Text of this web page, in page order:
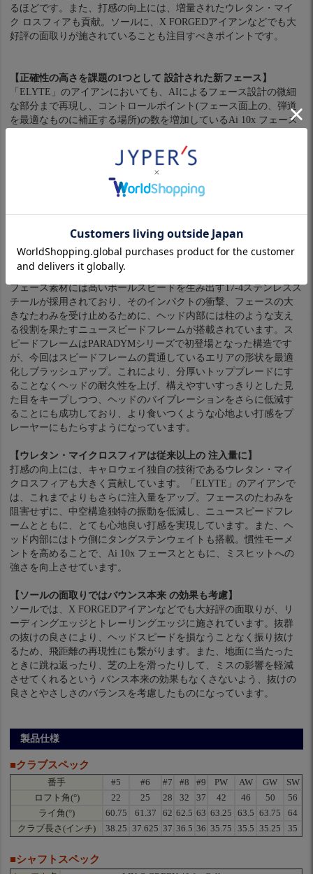
るほどです。また、打感の向上には、増量されたウレタン・マイ
ク ロスフィアも貢献。ソールに、X FORGEDアイアンなどでも大
好評の面取りが施されていることも注目すべきポイントです。
【正確性の高さを課題の1つとして 設計された新フェース】
「ELYTE」のアイアンにおいても、AIによるフェース設計の微細
な部分まで再現し、コントロールポイント(フェース面上の、弾道
を最適なものに補正する場所)の数を増加しているAi 10x フェース
用意された3つのモデルで分けられています。スタンダードな位置
づけの「ELYTEアイアン」は、ター ゲットとして、ヘッドスピー
ドが標準か、それ以上で、プロや上級者ほどではないものの、あ
る程度の範囲内に打点が集まるプレーヤーを想定しており、その
のものとなるよう設計。飛距離性能や寛容性はもちろんですが、
その上で、アイアンショットに求められる、より再現性があり、
正確性の高い弾道を目指したフェースということになります。
【打感の向上にも貢献している ニュースピードフレーム】
フェース素材には高いボールスピードを生み出す17-4ステンレスス
チールが採用されており、そのインパクトの衝撃、フェースの大
きなたわみを受け止めるために、ヘッド内部には柱のような支え
る役割を果たすニュースピードフレームが搭載されています。ス
ピードフレームはPARADYMシリーズで初登場となった構造です
が、今回はスピードフレームの貫通しているエリアの形状を最適
化しブラッシュアップ。これにより、分厚いトップブレードにす
ることなくヘッドの耐久性を上げ、構えやすいすっきりとした見
た目をキープしつつ、ヘッドのバイブレーションをさらに低減す
ることにも成功しており、より食いつくような心地よい打感をプ
レーヤーにもたらすようになっています。
【ウレタン・マイクロスフィアは従来以上の 注入量に】
打感の向上には、キャロウェイ独自の技術であるウレタン・マイ
クロスフィアも大きく貢献しています。「ELYTE」のアイアンで
は、これまでよりもさらに注入量をアップ。フェースのたわみを
阻害せずに、中空構造独特の振動を低減し、ニュースピードフレ
ームとともに、とても心地良い打感を実現しています。また、ヘ
ッド内部にはトウ側にタングステンウェイトも搭載。慣性モーメ
ントを高めることで、Ai 10x フェースとともに、ミスヒットへの
強さを向上させています。
【ソールの面取りではバウンス本来 の効果も考慮】
ソールでは、X FORGEDアイアンなどでも大好評の面取りが、リ
ーディングエッジとトレーリングエッジに施されています。抜群
の抜けの良さにより、ヘッドスピードを損なうことなく振り抜け
るため、飛距離の再現性にも繋がります。また、地面に当たった
ときに跳ね返ったり、芝の上を滑ったりして、ミスの影響を軽減
させてくれるという バンス本来の効果もなくさないよう、抜けの
良さとやさしさのバランスを考慮したものになっています。
製品仕様
■クラブスペック
番手 #5 #6 #7 #8 #9 PW AW GW
SW
ロフト角(°)
22 25 28 32 37 42 46 50
56
ライ角(°)
60.75 61.37 62 62.5 63 63.25 63.5 63.75
64
クラブ長さ(インチ)
38.25 37.625 37 36.5 36 35.75 35.5 35.25 35
■シャフトスペック